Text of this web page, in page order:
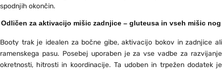
spodnjih okončin.
Odličen za aktivacijo mišic zadnjice – gluteusa in vseh mišic nog
Booty trak je idealen za bočne gibe, aktivacijo bokov in zadnjice ali
ramenskega pasu. Posebej uporaben je za vse vadbe za razvijanje
okretnosti, hitrosti in koordinacije. Ta udoben in trpežen dodatek je